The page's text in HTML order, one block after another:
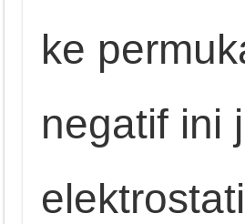
ke
negatif ini